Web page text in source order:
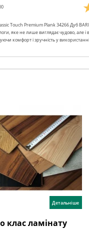
Touch Premium Plank 34266 Дуб
яке не лише виглядає чудово, але і
комфорт і зручність у
Детальніше
клас ламінату